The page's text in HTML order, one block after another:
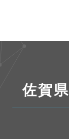
佐賀県